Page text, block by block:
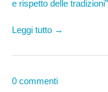
e rispetto delle tradizioni”
Leggi tutto →
0 commenti